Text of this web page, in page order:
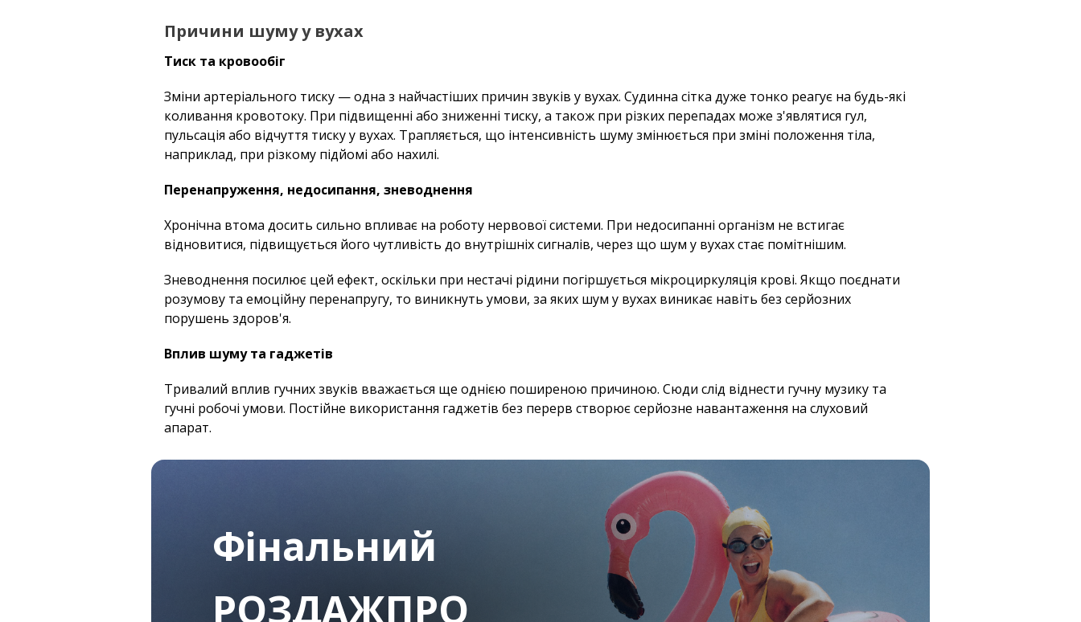
Причини шуму у вухах
Тиск та кровообіг
Зміни артеріального тиску — одна з найчастіших причин звуків у вухах. Судинна сітка дуже тонко реагує на будь-які
коливання кровотоку. При підвищенні або зниженні тиску, а також при різких перепадах може з'являтися гул,
пульсація або відчуття тиску у вухах. Трапляється, що інтенсивність шуму змінюється при зміні положення тіла,
наприклад, при різкому підйомі або нахилі.
Перенапруження, недосипання, зневоднення
Хронічна втома досить сильно впливає на роботу нервової системи. При недосипанні організм не встигає
відновитися, підвищується його чутливість до внутрішніх сигналів, через що шум у вухах стає помітнішим.
Зневоднення посилює цей ефект, оскільки при нестачі рідини погіршується мікроциркуляція крові. Якщо поєднати
розумову та емоційну перенапругу, то виникнуть умови, за яких шум у вухах виникає навіть без серйозних
порушень здоров'я.
Вплив шуму та гаджетів
Тривалий вплив гучних звуків вважається ще однією поширеною причиною. Сюди слід віднести гучну музику та
гучні робочі умови. Постійне використання гаджетів без перерв створює серйозне навантаження на слуховий
апарат.
Фінальний
РОЗДАЖПРО